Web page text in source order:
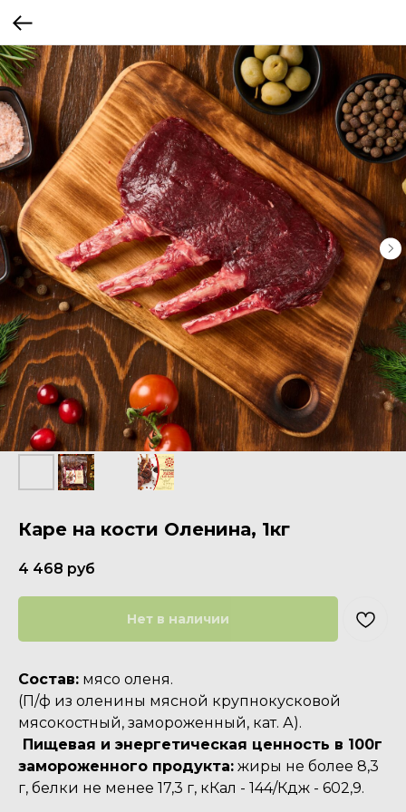
Каре на кости Оленина, 1кг
4 468 руб
Нет в наличии
Состав: мясо оленя.
(П/ф из оленины мясной крупнокусковой
мясокостный, замороженный, кат. А).
Пищевая и энергетическая ценность в 100г
замороженного продукта: жиры не более 8,3
г, белки не менее 17,3 г, кКал - 144/Кдж - 602,9.